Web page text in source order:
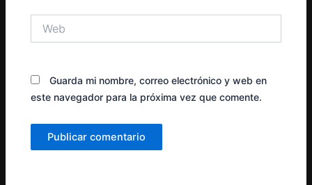
Guarda mi nombre, correo electrónico y web en
este navegador para la próxima vez que comente.